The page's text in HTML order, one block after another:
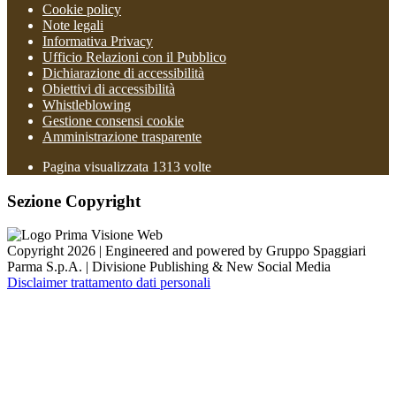
Cookie policy
Note legali
Informativa Privacy
Ufficio Relazioni con il Pubblico
Dichiarazione di accessibilità
Obiettivi di accessibilità
Whistleblowing
Gestione consensi cookie
Amministrazione trasparente
Pagina visualizzata 1313 volte
Sezione Copyright
Copyright 2026 | Engineered and powered by Gruppo Spaggiari
Parma S.p.A. | Divisione Publishing & New Social Media
Disclaimer trattamento dati personali